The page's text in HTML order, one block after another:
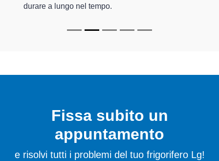
durare a lungo nel tempo.
Fissa subito un
appuntamento
e risolvi tutti i problemi del tuo frigorifero Lg!